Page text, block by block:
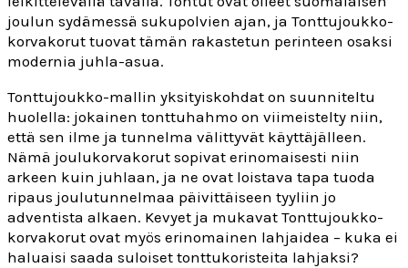
joulun sydämessä sukupolvien ajan, ja Tonttujoukko-
korvakorut tuovat tämän rakastetun perinteen osaksi
modernia juhla-asua.
Tonttujoukko-mallin yksityiskohdat on suunniteltu
huolella: jokainen tonttuhahmo on viimeistelty niin,
että sen ilme ja tunnelma välittyvät käyttäjälleen.
Nämä joulukorvakorut sopivat erinomaisesti niin
arkeen kuin juhlaan, ja ne ovat loistava tapa tuoda
ripaus joulutunnelmaa päivittäiseen tyyliin jo
adventista alkaen. Kevyet ja mukavat Tonttujoukko-
korvakorut ovat myös erinomainen lahjaidea – kuka ei
haluaisi saada suloiset tonttukoristeita lahjaksi?